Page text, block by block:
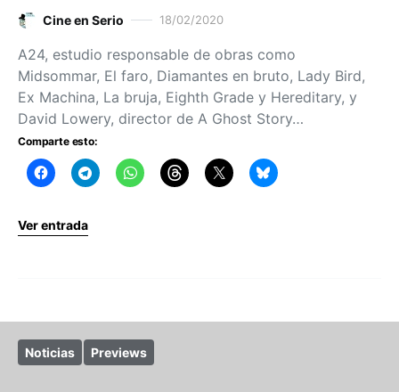
Cine en Serio 18/02/2020
A24, estudio responsable de obras como
Midsommar, El faro, Diamantes en bruto, Lady Bird,
Ex Machina, La bruja, Eighth Grade y Hereditary, y
David Lowery, director de A Ghost Story…
Comparte esto:
Ver entrada
Noticias Previews